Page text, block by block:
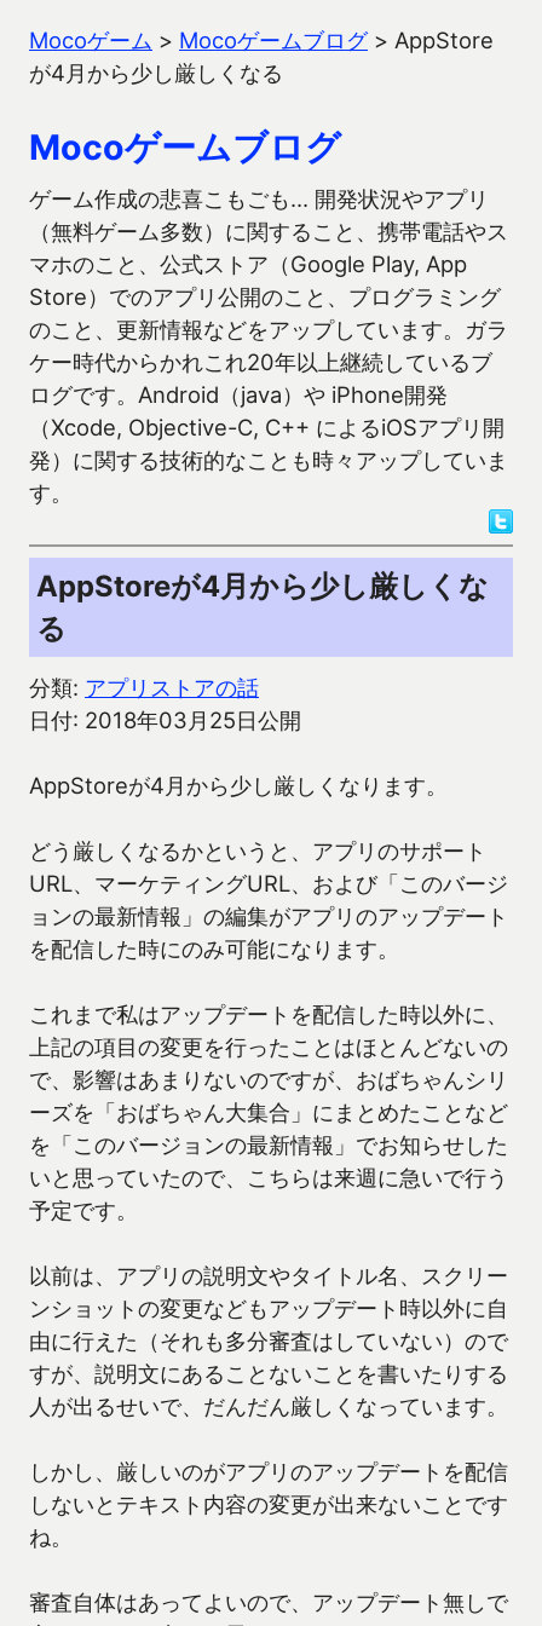
Mocoゲーム > Mocoゲームブログ> AppStore
が4月から少し厳しくなる
Mocoゲームブログ
ゲーム作成の悲喜こもごも… 開発状況やアプリ
（無料ゲーム多数）に関すること、携帯電話やス
マホのこと、公式ストア（Google Play, App
Store）でのアプリ公開のこと、プログラミング
のこと、更新情報などをアップしています。ガラ
ケー時代からかれこれ20年以上継続しているブ
ログです。Android（java）や iPhone開発
（Xcode, Objective-C, C++ によるiOSアプリ開
発）に関する技術的なことも時々アップしていま
す。
AppStoreが4月から少し厳しくな
る
分類: アプリストアの話
日付: 2018年03月25日公開
AppStoreが4月から少し厳しくなります。
どう厳しくなるかというと、アプリのサポート
URL、マーケティングURL、および「このバージ
ョンの最新情報」の編集がアプリのアップデート
を配信した時にのみ可能になります。
これまで私はアップデートを配信した時以外に、
上記の項目の変更を行ったことはほとんどないの
で、影響はあまりないのですが、おばちゃんシリ
ーズを「おばちゃん大集合」にまとめたことなど
を「このバージョンの最新情報」でお知らせした
いと思っていたので、こちらは来週に急いで行う
予定です。
以前は、アプリの説明文やタイトル名、スクリー
ンショットの変更などもアップデート時以外に自
由に行えた（それも多分審査はしていない）ので
すが、説明文にあることないことを書いたりする
人が出るせいで、だんだん厳しくなっています。
しかし、厳しいのがアプリのアップデートを配信
しないとテキスト内容の変更が出来ないことです
ね。
審査自体はあってよいので、アップデート無しで